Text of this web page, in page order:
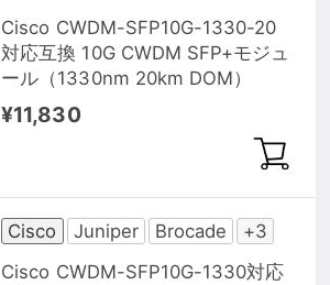
Cisco CWDM-SFP10G-1330-20
対応互換 10G CWDM SFP+モジュ
ール（1330nm 20km DOM）
¥11,830
Cisco Juniper Brocade
+3
Cisco CWDM-SFP10G-1330対応